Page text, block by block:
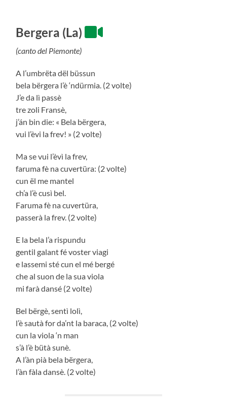
Bergera (La)
(canto del Piemonte)
A l’umbrëta dël büssun
bela bërgera l’è ‘ndürmia. (2 volte)
J’e da lì passè
tre zoli Fransè,
j’án bin die: « Bela bërgera,
vui l’èvi la frev! » (2 volte)
Ma se vui l’èvì la frev,
faruma fè na cuvertüra: (2 volte)
cun ël me mantel
ch’a l’è cusì bel.
Faruma fè na cuvertüra,
passerà la frev. (2 volte)
E la bela l’a rispundu
gentil galant fé voster viagi
e lassemi sté cun el mé bergé
che al suon de la sua viola
mi farà dansé (2 volte)
Bel bërgè, sentì lolì,
l’è sautà for da’nt la baraca, (2 volte)
cun la viola ‘n man
s’à l’è bütà sunè.
A l’àn pià bela bërgera,
l’àn fàla dansè. (2 volte)